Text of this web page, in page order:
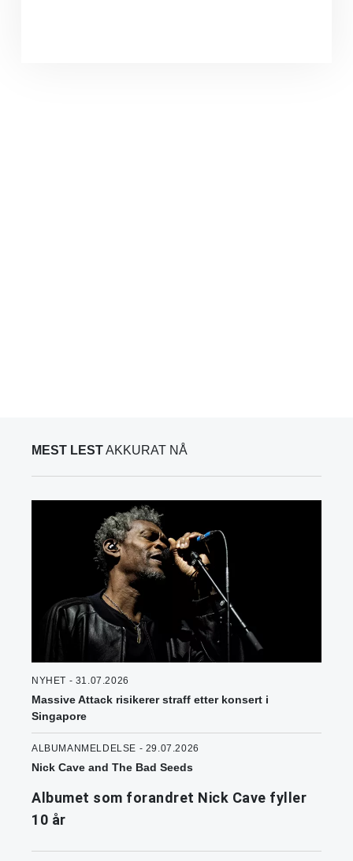
MEST LESTAKKURAT NÅ
NYHET - 31.07.2026
Massive Attack risikerer straff etter konsert i
Singapore
ALBUMANMELDELSE - 29.07.2026
Nick Cave and The Bad Seeds
Albumet som forandret Nick Cave fyller
10 år